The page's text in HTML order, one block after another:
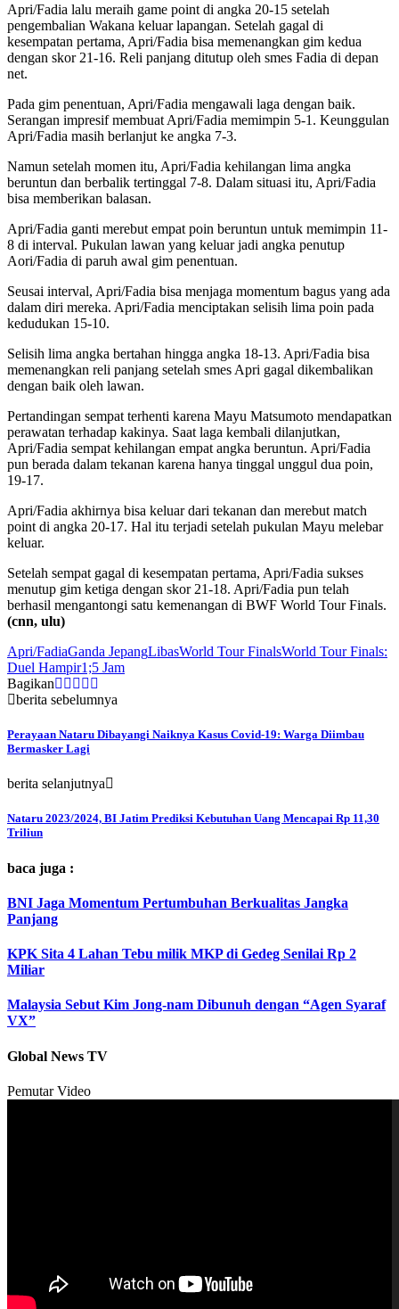
Apri/Fadia lalu meraih game point di angka 20-15 setelah
pengembalian Wakana keluar lapangan. Setelah gagal di
kesempatan pertama, Apri/Fadia bisa memenangkan gim kedua
dengan skor 21-16. Reli panjang ditutup oleh smes Fadia di depan
net.
Pada gim penentuan, Apri/Fadia mengawali laga dengan baik.
Serangan impresif membuat Apri/Fadia memimpin 5-1. Keunggulan
Apri/Fadia masih berlanjut ke angka 7-3.
Namun setelah momen itu, Apri/Fadia kehilangan lima angka
beruntun dan berbalik tertinggal 7-8. Dalam situasi itu, Apri/Fadia
bisa memberikan balasan.
Apri/Fadia ganti merebut empat poin beruntun untuk memimpin 11-
8 di interval. Pukulan lawan yang keluar jadi angka penutup
Aori/Fadia di paruh awal gim penentuan.
Seusai interval, Apri/Fadia bisa menjaga momentum bagus yang ada
dalam diri mereka. Apri/Fadia menciptakan selisih lima poin pada
kedudukan 15-10.
Selisih lima angka bertahan hingga angka 18-13. Apri/Fadia bisa
memenangkan reli panjang setelah smes Apri gagal dikembalikan
dengan baik oleh lawan.
Pertandingan sempat terhenti karena Mayu Matsumoto mendapatkan
perawatan terhadap kakinya. Saat laga kembali dilanjutkan,
Apri/Fadia sempat kehilangan empat angka beruntun. Apri/Fadia
pun berada dalam tekanan karena hanya tinggal unggul dua poin,
19-17.
Apri/Fadia akhirnya bisa keluar dari tekanan dan merebut match
point di angka 20-17. Hal itu terjadi setelah pukulan Mayu melebar
keluar.
Setelah sempat gagal di kesempatan pertama, Apri/Fadia sukses
menutup gim ketiga dengan skor 21-18. Apri/Fadia pun telah
berhasil mengantongi satu kemenangan di BWF World Tour Finals.
(cnn, ulu)
Apri/FadiaGanda JepangLibasWorld Tour FinalsWorld Tour Finals:
Duel Hampir1;5 Jam
Bagikan
berita sebelumnya
Perayaan Nataru Dibayangi Naiknya Kasus Covid-19: Warga Diimbau
Bermasker Lagi
berita selanjutnya
Nataru 2023/2024, BI Jatim Prediksi Kebutuhan Uang Mencapai Rp 11,30
Triliun
baca juga :
BNI Jaga Momentum Pertumbuhan Berkualitas Jangka
Panjang
KPK Sita 4 Lahan Tebu milik MKP di Gedeg Senilai Rp 2
Miliar
Malaysia Sebut Kim Jong-nam Dibunuh dengan “Agen Syaraf
VX”
Global News TV
Pemutar Video